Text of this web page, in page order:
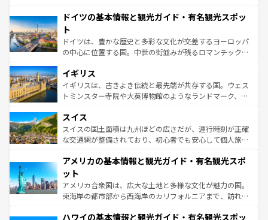
せる。地方によって風土や気候が異なるスペインはその個
ンテンツ一覧 を参照してほしい。
で、幅広い魅力が詰まっている。華麗な宮殿、歴史的な大
聖堂、美しいビーチ、そして豊かな自然が、訪れる者を心
から魅了する。また、フランスは美食の国としても知ら
れ、フランス料理はユネスコ無形文化遺産にも登録されて
香り高いラベンダー畑など、多彩な楽しみ方が可能だ。さ
らに、パリ以外の地域にも魅力が溢れており、どの街角に
も豊かな歴史と文化が息づいている。パリ以外の個性あふ
を参照してほしい。
ドイツの基本情報と観光ガイド・有名観光スポッ
ト
ドイツは、豊かな歴史と多彩な文化が交差するヨーロッパ
の中心に位置する国。中世の街並みが残るロマンチック街
顔を持つこの国は、どこを歩いても飽きることがない。ベ
ルリンの文化的活気、バイエルン州のアルプスの絶景、そ
してライン川沿いのワイン畑といった風景は必見。ビール
は、お酒好きな人にはぜひ体験してほしい。 なお、新着の
ドイツ情報はコンテンツ一覧を参照してほしい。
イギリス
イギリスは、古きよき伝統と最先端が共存する国。ウェス
トミンスター寺院や大英博物館のようなランドマーク、歴
リアごとに異なる魅力がある。また、優雅なアフタヌーン
ティー、ビール好きにはたまらない英国パブ、サッカー観
戦など、本場だからこそできる体験も豊富。イギリスを旅
ンツ一覧を参照してほしい。
スイス
スイスの国土面積は九州ほどの広さだが、運行時刻が正確
な交通網が整備されており、初心者でも安心して個人旅行
の建物がそのまま残る町や、スイスならではのユニークな
博物館もあり、アルプス観光だけでなく町歩きも満喫する
ことができる。国民の所得が高いため物価も高いが、旅行
者向けの交通パス提供のサービスもあり、うまく活用すれ
着のスイス情報はコンテンツ一覧を参照してほしい。
アメリカの基本情報と観光ガイド・有名観光スポ
ット
アメリカ合衆国は、広大な土地と多様な文化が魅力の国。
東海岸の都市部から西海岸のカリフォルニアまで、訪れる
のような巨大都市は、観光、ショッピング、エンターテイ
ハワイの基本情報と観光ガイド・有名観光スポッ